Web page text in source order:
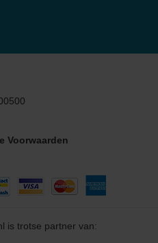
Specialist
Voorwaarden
is trotse partner van: